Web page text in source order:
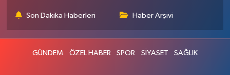
Son Dakika Haberleri Haber Arşivi
GÜNDEM ÖZEL HABER SPOR SİYASET SAĞLIK